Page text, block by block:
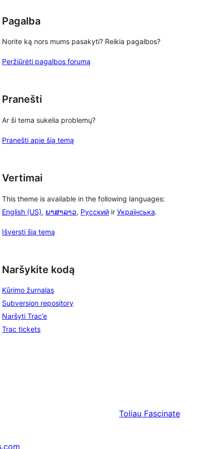
Pagalba
Norite ką nors mums pasakyti? Reikia pagalbos?
Peržiūrėti pagalbos forumą
Pranešti
Ar ši tema sukelia problemų?
Pranešti apie šią temą
Vertimai
This theme is available in the following languages:
English (US), ພາສາລາວ, Русский ir Українська.
Išversti šią temą
Naršykite kodą
Kūrimo žurnalas
Subversion repository
Naršyti Trac’e
Trac tickets
Toliau Fascinate